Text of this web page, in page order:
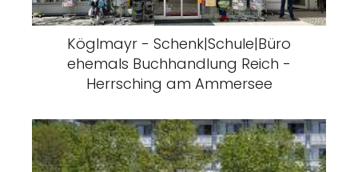
Köglmayr - Schenk|Schule|Büro
ehemals Buchhandlung Reich -
Herrsching am Ammersee